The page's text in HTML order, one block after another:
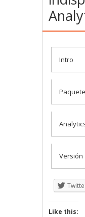
Intro
Versión
Like this: